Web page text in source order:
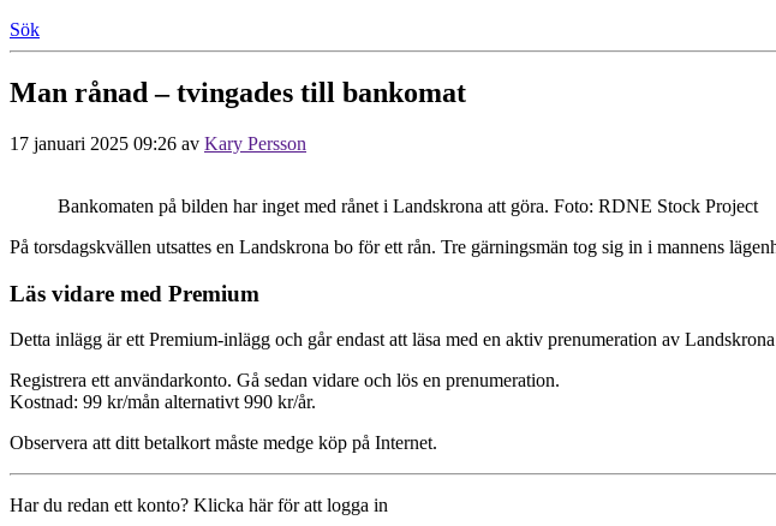
Sök
Man rånad – tvingades till bankomat
17 januari 2025 09:26 av Kary Persson
Bankomaten på bilden har inget med rånet i Landskrona att göra. Foto: RDNE Stock Project
På torsdagskvällen utsattes en Landskrona bo för ett rån. Tre gärningsmän tog sig in i mannens
Läs vidare med Premium
Detta inlägg är ett Premium-inlägg och går endast att läsa med en aktiv prenumeration av
Registrera ett användarkonto. Gå sedan vidare och lös en prenumeration.
Kostnad: 99 kr/mån alternativt 990 kr/år.
Observera att ditt betalkort måste medge köp på Internet.
Har du redan ett konto? Klicka här för att logga in